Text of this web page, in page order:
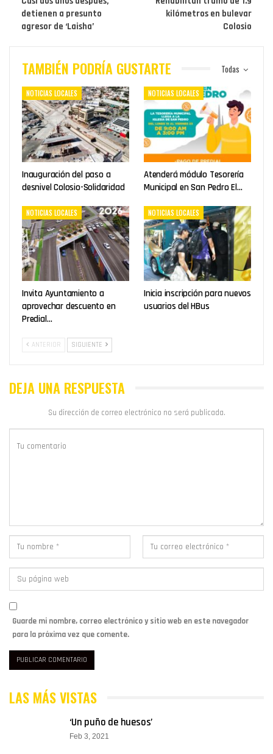
detienen a presunto
agresor de ‘Laisha’
kilómetros en bulevar
Colosio
Todas
TAMBIÉN PODRÍA GUSTARTE
NOTICIAS LOCALES
Inauguración del paso a
desnivel Colosio-Solidaridad
NOTICIAS LOCALES
Atenderá módulo Tesorería
Municipal en San Pedro El…
NOTICIAS LOCALES
Invita Ayuntamiento a
aprovechar descuento en
Predial…
NOTICIAS LOCALES
Inicia inscripción para nuevos
usuarios del HBus
ANTERIOR SIGUIENTE
DEJA UNA RESPUESTA
Su dirección de correo electrónico no será publicada.
Guarde mi nombre, correo electrónico y sitio web en este navegador
para la próxima vez que comente.
LAS MÁS VISTAS
‘Un puño de huesos’
Feb 3, 2021